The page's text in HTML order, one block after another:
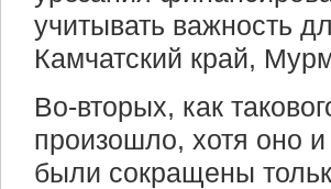
учитывать важность
Камчатский край,
Во-вторых, как
произошло, хотя оно
были сокращены